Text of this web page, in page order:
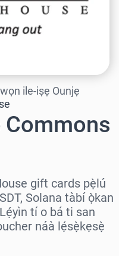
ile-iṣẹ Ounjẹ
Commons
gift cards pẹ̀lú
Solana tàbí ọ̀kan
tí o bá ti san
náà lẹ́sẹ̀kẹsẹ̀